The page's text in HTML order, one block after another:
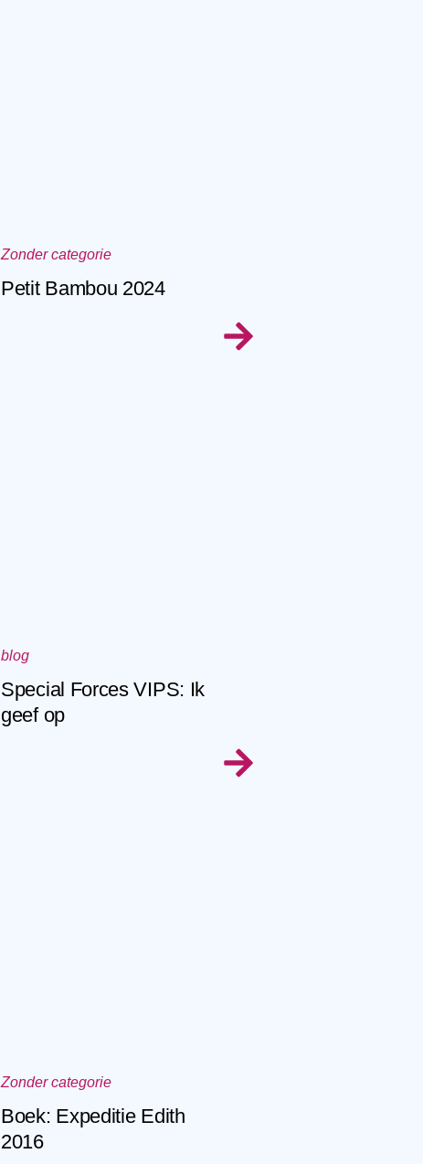
Zonder categorie
Petit Bambou 2024
blog
Special Forces VIPS: Ik
geef op
Zonder categorie
Boek: Expeditie Edith
2016